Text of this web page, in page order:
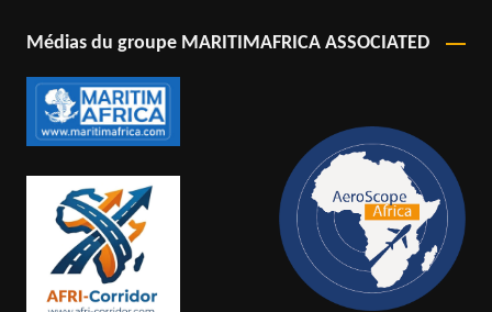
Médias du groupe MARITIMAFRICA ASSOCIATED